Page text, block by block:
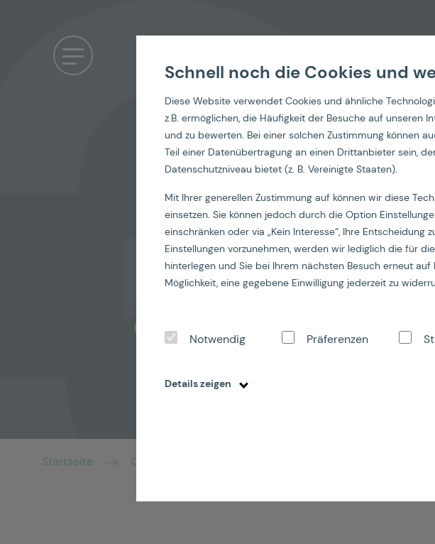
Schnell noch die Cookies und
Diese Website verwendet Cookies und ähnliche
z.B. ermöglichen, die Häufigkeit der Besuche auf unseren
und zu bewerten. Bei einer solchen Zustimmung können
Teil einer Datenübertragung an einen Drittanbieter sein,
Datenschutzniveau bietet (z. B. Vereinigte Staaten).
Mit Ihrer generellen Zustimmung auf können wir diese
einsetzen. Sie können jedoch durch die Option
einschränken oder via „Kein Interesse“, Ihre
Einstellungen vorzunehmen, werden wir lediglich die für
hinterlegen und Sie bei Ihrem nächsten Besuch erneut
Möglichkeit, eine gegebene Einwilligung jederzeit zu
Notwendig Präferenzen
Details zeigen
Startseite Cola Employer Branding